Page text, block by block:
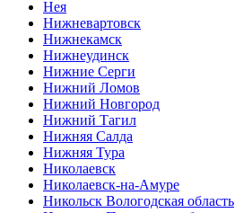
Нея
Нижневартовск
Нижнекамск
Нижнеудинск
Нижние Серги
Нижний Ломов
Нижний Новгород
Нижний Тагил
Нижняя Салда
Нижняя Тура
Николаевск
Николаевск-на-Амуре
Никольск Вологодская область